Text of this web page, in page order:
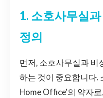
1. 소호사무실
정의
먼저, 소호사무실과 비
하는 것이 중요합니다.
Home Office'의 약자